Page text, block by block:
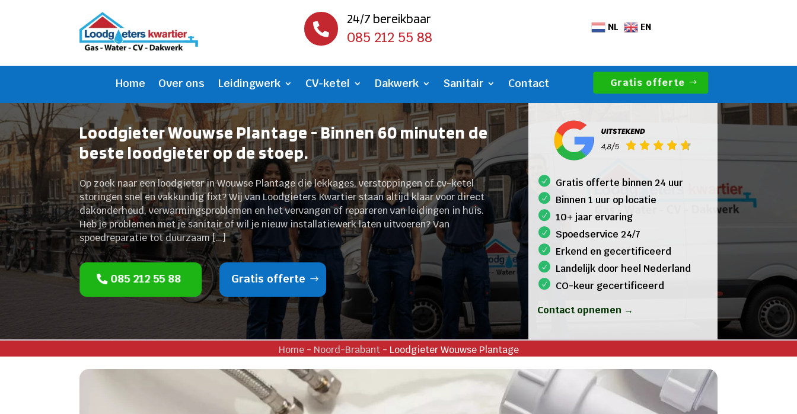

24/7 bereikbaar
085 212 55 88
NL EN
Home Over ons Leidingwerk CV-ketel Dakwerk Sanitair Contact Gratis offerte
Loodgieter Wouwse Plantage - Binnen 60 minuten de
beste loodgieter op de stoep.
Op zoek naar een loodgieter in Wouwse Plantage die lekkages, verstoppingen of cv-ketel
storingen snel en vakkundig fixt? Wij van Loodgieters Kwartier staan altijd klaar voor direct
dakonderhoud, verwarmingsproblemen en het vervangen of repareren van leidingen in huis.
Heb je problemen met je sanitair of wil je nieuw installatiewerk laten uitvoeren? Van
spoedreparatie tot duurzaam […]
085 212 55 88 Gratis offerte
Gratis offerte binnen 24 uur
Binnen 1 uur op locatie
10+ jaar ervaring
Spoedservice 24/7
Erkend en gecertificeerd
Landelijk door heel Nederland
CO-keur gecertificeerd
Contact opnemen →
Home- Noord-Brabant- Loodgieter Wouwse Plantage